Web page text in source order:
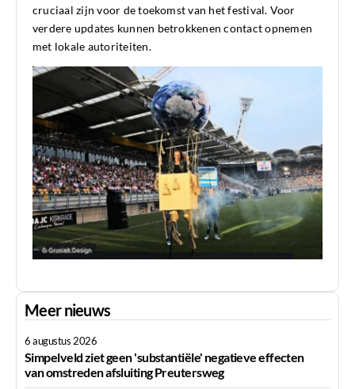
cruciaal zijn voor de toekomst van het festival. Voor
verdere updates kunnen betrokkenen contact opnemen
met lokale autoriteiten.
Meer nieuws
6 augustus 2026
Simpelveld ziet geen 'substantiële' negatieve effecten
van omstreden afsluiting Preutersweg